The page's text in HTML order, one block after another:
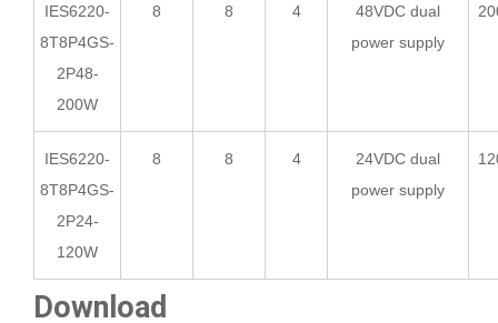
IES6220-
8T8P4GS-
2P48-
200W
8 8 4
48VDC dual
power supply
IES6220-
8T8P4GS-
2P24-
120W
8 8 4
24VDC dual
power supply
Download